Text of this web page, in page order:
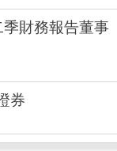
財務報告董事
券